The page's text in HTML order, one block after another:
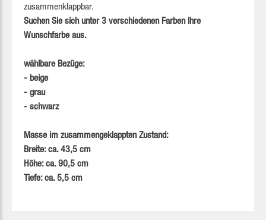
zusammenklappbar.
Suchen Sie sich unter3 verschiedenen FarbenIhre
Wunschfarbe aus.
wählbare Bezüge:
- beige
- grau
- schwarz
Masse im zusammengeklappten Zustand:
Breite: ca. 43,5 cm
Höhe: ca. 90,5 cm
Tiefe: ca. 5,5 cm